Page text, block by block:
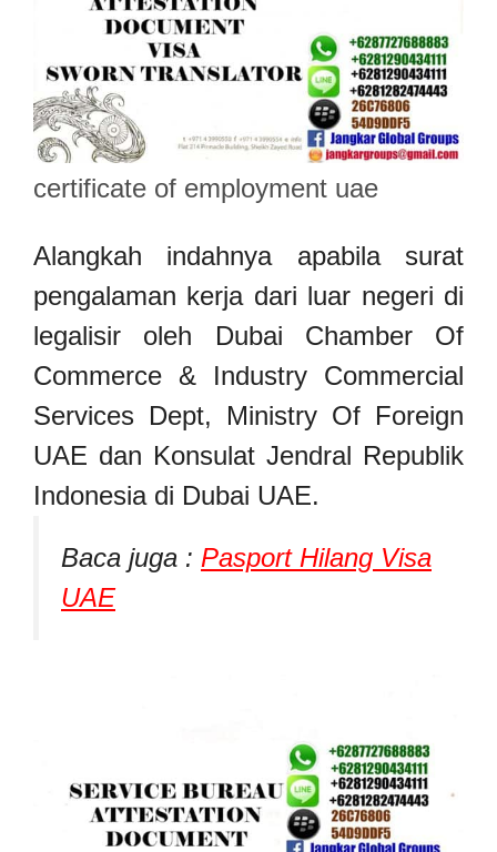
certificate of employment uae
Alangkah indahnya apabila surat
pengalaman kerja dari luar negeri di
legalisir oleh Dubai Chamber Of
Commerce & Industry Commercial
Services Dept, Ministry Of Foreign
UAE dan Konsulat Jendral Republik
Indonesia di Dubai UAE.
Baca juga : Pasport Hilang Visa
UAE